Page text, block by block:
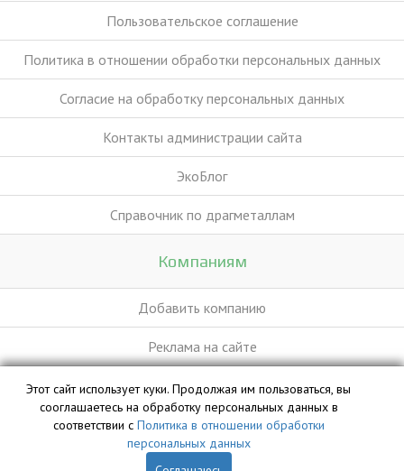
Пользовательское соглашение
Политика в отношении обработки персональных данных
Согласие на обработку персональных данных
Контакты администрации сайта
ЭкоБлог
Справочник по драгметаллам
Компаниям
Добавить компанию
Реклама на сайте
База данных сайта vyvoz.org является интеллектуальной
собственностью ООО «Профит» и охраняется законом.
Этот сайт использует куки. Продолжая им пользоваться, вы
сооглашаетесь на обработку персональных данных в
соответствии с Политика в отношении обработки
персональных данных